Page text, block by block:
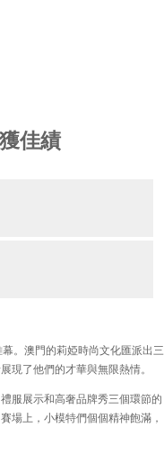
佳績
。澳門的莉婭時尚文化匯派出三
現了他們的才華與無限熱情。
服展示和高奢品牌秀三個環節的
場上，小模特們個個精神飽滿，